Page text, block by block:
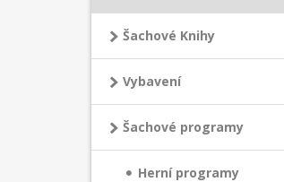
Šachové Knihy
Vybavení
Šachové programy
Herní programy